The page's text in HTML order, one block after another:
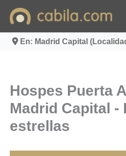
contenido
En: Madrid Capital
Hospes Puerta
Madrid Capital -
estrellas